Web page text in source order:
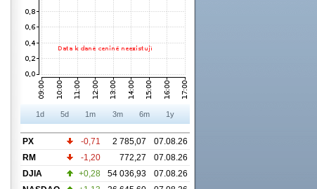
1d 5d 1m 3m 6m 1y
PX -0,71 2 785,07
07.08.26
RM
-1,20 772,27
07.08.26
DJIA
+0,28 54 036,93
07.08.26